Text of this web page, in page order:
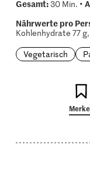
Gesamt:30 Min. •
Nährwerte pro
Kohlenhydrate 77
Vegetarisch